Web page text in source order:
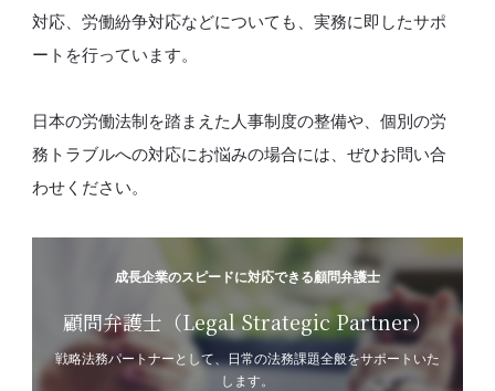
対応、労働紛争対応などについても、実務に即したサポ
ートを行っています。
日本の労働法制を踏まえた人事制度の整備や、個別の労
務トラブルへの対応にお悩みの場合には、ぜひお問い合
わせください。
成長企業のスピードに対応できる顧問弁護士
顧問弁護士（Legal Strategic Partner）
戦略法務パートナーとして、日常の法務課題全般をサポートいた
します。